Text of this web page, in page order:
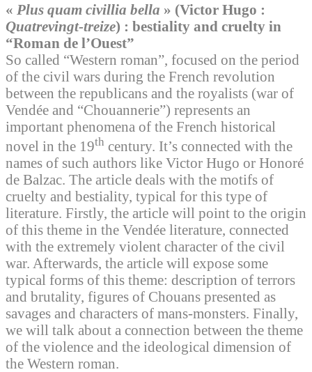
« Plus quam civillia bella » (Victor Hugo :
Quatrevingt-treize) : bestiality and cruelty in
“Roman de l’Ouest”
So called “Western roman”, focused on the period
of the civil wars during the French revolution
between the republicans and the royalists (war of
Vendée and “Chouannerie”) represents an
important phenomena of the French historical
novel in the 19th century. It’s connected with the
names of such authors like Victor Hugo or Honoré
de Balzac. The article deals with the motifs of
cruelty and bestiality, typical for this type of
literature. Firstly, the article will point to the origin
of this theme in the Vendée literature, connected
with the extremely violent character of the civil
war. Afterwards, the article will expose some
typical forms of this theme: description of terrors
and brutality, figures of Chouans presented as
savages and characters of mans-monsters. Finally,
we will talk about a connection between the theme
of the violence and the ideological dimension of
the Western roman.